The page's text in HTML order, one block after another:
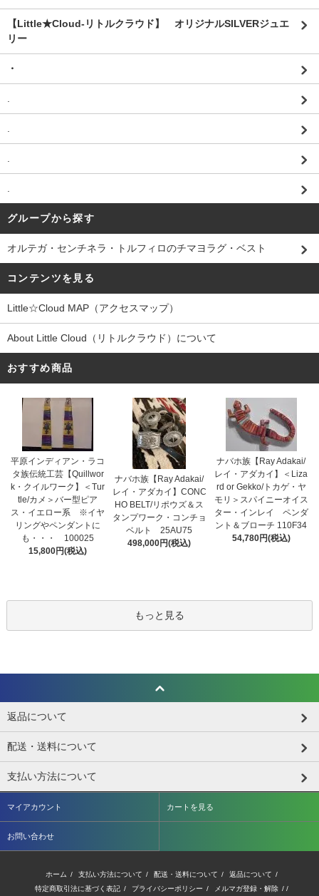
【Little★Cloud-リトルクラウド】 オリジナルSILVERジュエ
リー
・
.
.
.
.
グループから探す
オルテガ・センチネラ・トルフィロのチマヨラグ・ベスト
コンテンツを見る
Little☆Cloud MAP（アクセスマップ）
About Little Cloud（リトルクラウド）について
おすすめ商品
平原インディアン・ラコ
タ族伝統工芸【Quillwor
k・クイルワーク】＜Tur
tle/カメ＞バー型ピア
ス・イエロー系 ※イヤ
リングやペンダントに
も・・・ 100025
15,800円(税込)
ナバホ族【Ray Adakai/
レイ・アダカイ】CONC
HO BELT/リポウズ＆ス
タンプワーク・コンチョ
ベルト 25AU75
498,000円(税込)
ナバホ族【Ray Adakai/
レイ・アダカイ】＜Liza
rd or Gekko/トカゲ・ヤ
モリ＞スパイニーオイス
ター・インレイ ペンダ
ント＆ブローチ 110F34
54,780円(税込)
もっと見る
返品について
配送・送料について
支払い方法について
マイアカウント カートを見る
お問い合わせ
ホーム / 支払い方法について / 配送・送料について / 返品について /
特定商取引法に基づく表記 / プライバシーポリシー / メルマガ登録・解除 / /